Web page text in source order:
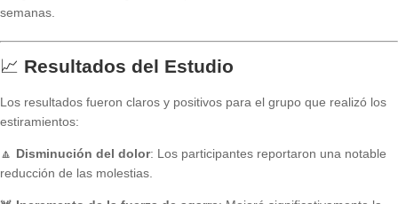
semanas.
📈 Resultados del Estudio
Los resultados fueron claros y positivos para el grupo que realizó los
estiramientos:
🔼 Disminución del dolor: Los participantes reportaron una notable
reducción de las molestias.